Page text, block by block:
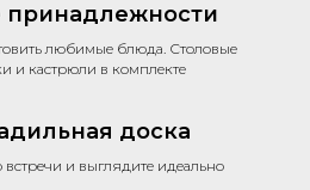
принадлежности
любимые блюда. Столовые
и кастрюли в комплекте
доска
встречи и выглядите идеально